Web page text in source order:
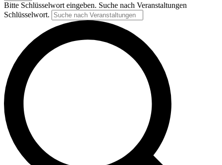
Bitte Schlüsselwort eingeben. Suche nach Veranstaltungen
Schlüsselwort.